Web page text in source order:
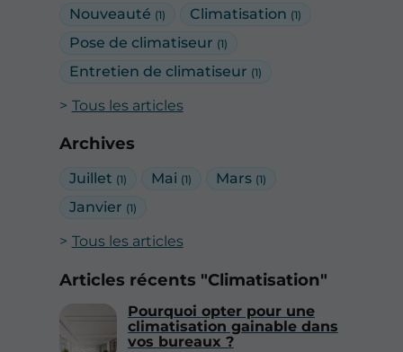
Nouveauté (1) Climatisation (1)
Pose de climatiseur (1)
Entretien de climatiseur (1)
Tous les articles
Archives
Juillet (1) Mai (1) Mars (1)
Janvier (1)
Tous les articles
Articles récents "Climatisation"
Pourquoi opter pour une
climatisation gainable dans
vos bureaux ?
particulièrement adaptée à vos bureaux.